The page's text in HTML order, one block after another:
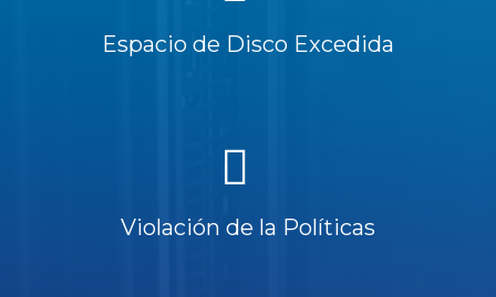
Espacio de Disco Excedida
Violación de la Políticas